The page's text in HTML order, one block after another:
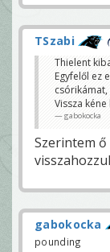
TSzabi
Thielent
Egyfelől ez
Vissza
gabokocka
Szerintem
gabokocka
pounding